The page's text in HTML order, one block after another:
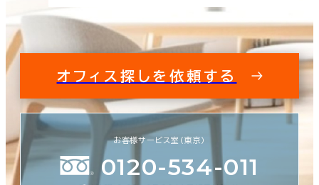
オフィス探しを依頼する
お客様サービス室（東京）
0120-534-011